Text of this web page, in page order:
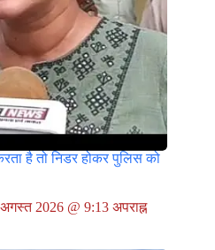
है तो निडर होकर पुलिस को
2026 @ 9:13 अपराह्न